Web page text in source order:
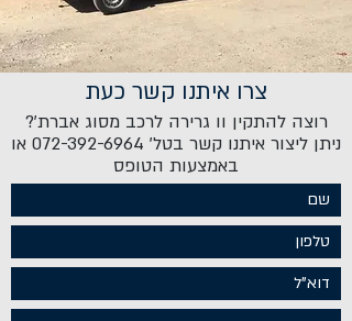
צרו איתנו קשר כעת
רוצה להתקין וו גרירה לרכב מסוג אברת'?
ניתן ליצור איתנו קשר בטל' 072-392-6964 או
באמצעות הטופס